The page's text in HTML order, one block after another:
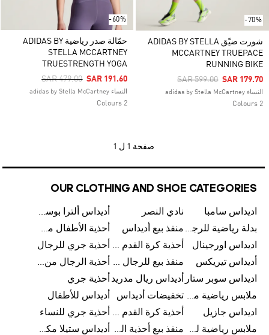
-70%
شورت ضيّق ADIDAS BY STELLA
MCCARTNEY TRUEPACE
RUNNING BIKE
Price Reduced From
SAR 599.00ToSAR 179.70
النساء adidas by Stella McCartney
2 Colours
-60%
حمّالة صدر رياضية ADIDAS BY
STELLA MCCARTNEY
TRUESTRENGTH YOGA
Price Reduced From
SAR 479.00ToSAR 191.60
النساء adidas by Stella McCartney
2 Colours
صفحة 1 ل 1
OUR CLOTHING AND SHOE CATEGORIES
اديداس سامبا نادي النصر
أديداس ألترا بوست
بدلة رياضية للرجال من أديداس منفذ بيع أديداس
أحذية الأطفال من أديداس
اديداس اورجينال
أحذية كرة القدم للرجال من أديداس
أحذية جري للرجال
أديداس تيريكس
منفذ بيع للرجال من أديداس
أحذية الرجال من أديداس
اديداس سوبر ستار
أديداس ريال مدريد أحذية جري
ملابس رياضية من أديداس تخفيضات أديداس
أديداس للأطفال
اديداس جازيل
أحذية كرة القدم من أديداس
أحذية جري للنساء
ملابس رياضية للأطفال من أديداس
منفذ بيع أحذية الرجال من أديداس
أديداس ستيلا مكارتني